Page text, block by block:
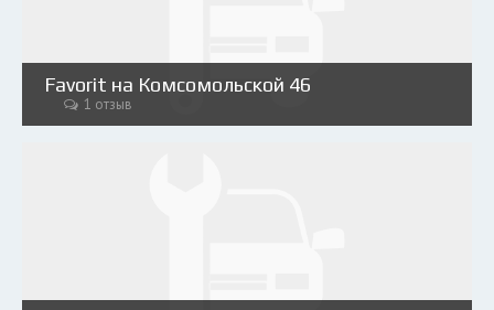
Favorit на Комсомольской 46
1 отзыв